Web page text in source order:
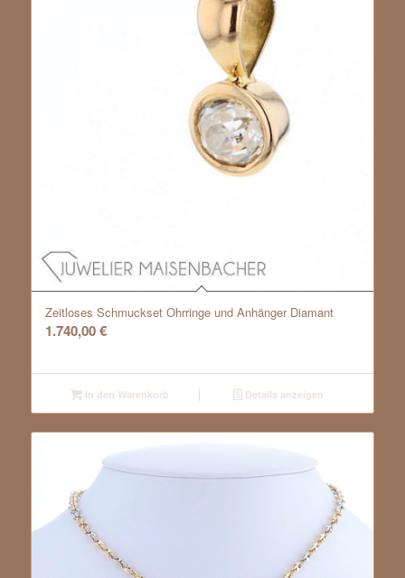
Zeitloses Schmuckset Ohrringe und Anhänger Diamant
1.740,00€
In den Warenkorb Details anzeigen